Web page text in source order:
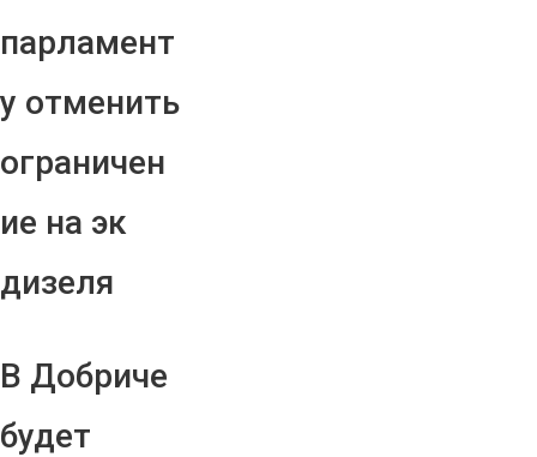
парламент
у отменить
ограничен
ие на эк
дизеля
В Добриче
будет